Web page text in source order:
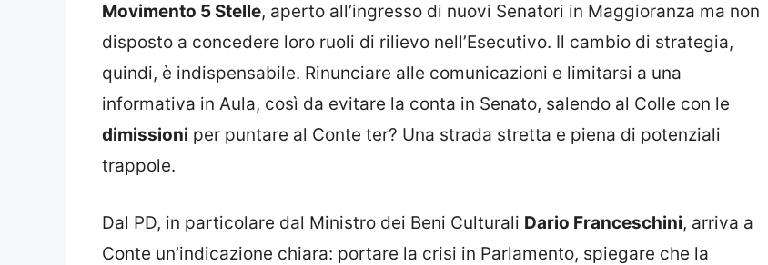
Movimento 5 Stelle, aperto all’ingresso di nuovi Senatori in Maggioranza ma non
disposto a concedere loro ruoli di rilievo nell’Esecutivo. Il cambio di strategia,
quindi, è indispensabile. Rinunciare alle comunicazioni e limitarsi a una
informativa in Aula, così da evitare la conta in Senato, salendo al Colle con le
dimissioni per puntare al Conte ter? Una strada stretta e piena di potenziali
trappole.
Dal PD, in particolare dal Ministro dei Beni Culturali Dario Franceschini, arriva a
Conte un’indicazione chiara: portare la crisi in Parlamento, spiegare che la